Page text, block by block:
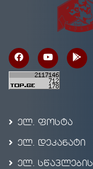
ელ. ფოსტა
ელ. დეკანატი
ელ. სწავლების